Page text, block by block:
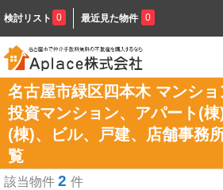
検討リスト 0 最近見た物件 0
名古屋市緑区四本木 マンショ
投資マンション、アパート(
(棟)、ビル、戸建、店舗事務
覧
該当物件 2 件